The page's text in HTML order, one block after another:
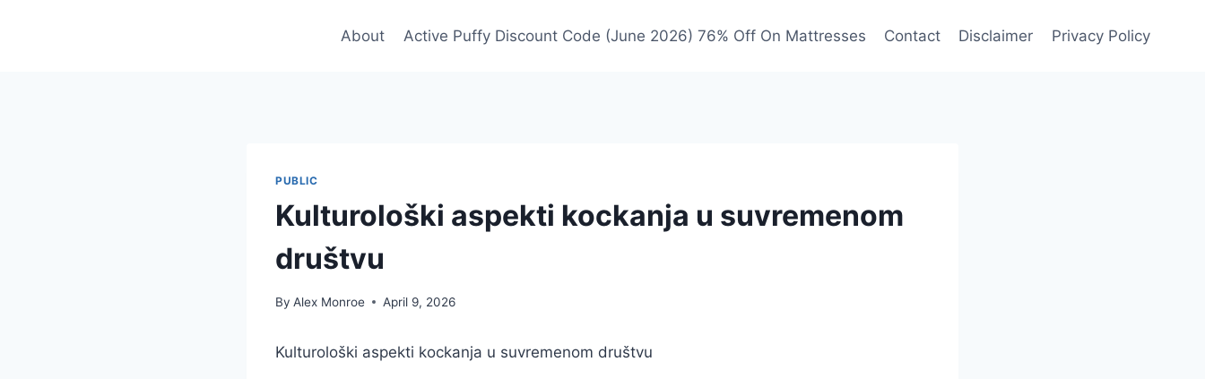
About Active Puffy Discount Code (June 2026) 76% Off On Mattresses Contact Disclaimer Privacy Policy
PUBLIC
Kulturološki aspekti kockanja u suvremenom
društvu
By Alex Monroe April 9, 2026
Kulturološki aspekti kockanja u suvremenom društvu